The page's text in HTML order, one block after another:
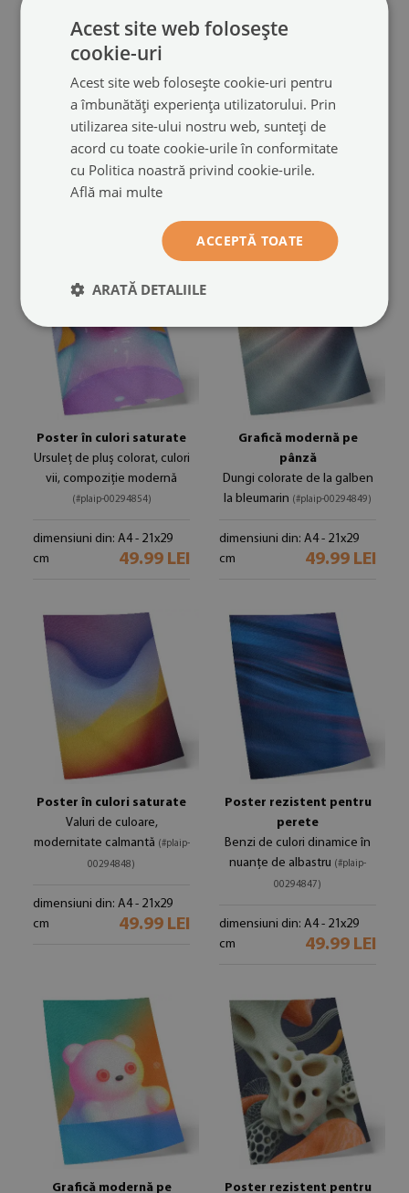
Poster în culori saturate
(#plaip-00294869)
dimensiuni din: A4 - 21x29
49.99 LEI
Poster rezistent pentru
perete
stil modern (#plaip-00294862)
dimensiuni din: A4 - 21x29
Poster în culori saturate
Ursuleț de pluș colorat, culori
vii, compoziție modernă
(#plaip-00294854)
dimensiuni din: A4 - 21x29
cm
49.99 LEI
Grafică modernă pe
pânză
Dungi colorate de la galben
la bleumarin (#plaip-00294849)
dimensiuni din: A4 - 21x29
cm
49.99 LEI
Poster în culori saturate
Valuri de culoare,
modernitate calmantă (#plaip-
00294848)
dimensiuni din: A4 - 21x29
cm
49.99 LEI
Poster rezistent pentru
perete
Benzi de culori dinamice în
nuanțe de albastru (#plaip-
00294847)
dimensiuni din: A4 - 21x29
cm
49.99 LEI
Grafică modernă pe Poster rezistent pentru
Acest site web folosește
cookie-uri
Acest site web folosește cookie-uri pentru
a îmbunătăți experiența utilizatorului. Prin
utilizarea site-ului nostru web, sunteți de
acord cu toate cookie-urile în conformitate
cu Politica noastră privind cookie-urile.
Află mai multe
ACCEPTĂ TOATE
ARATĂ DETALIILE